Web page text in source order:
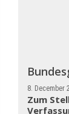
8. December
Zum